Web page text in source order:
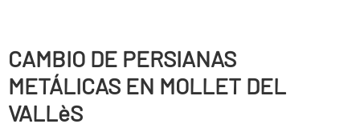
CAMBIO DE PERSIANAS
METÁLICAS EN MOLLET DEL
VALLèS